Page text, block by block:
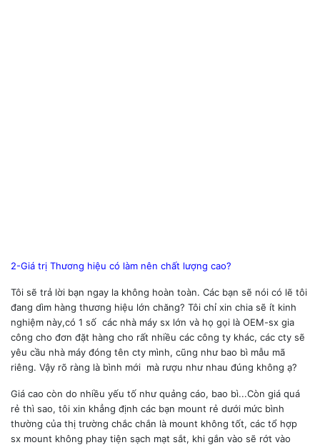
2-Giá trị Thương hiệu có làm nên chất lượng cao?
Tôi sẽ trả lời bạn ngay la không hoàn toàn. Các bạn sẽ nói có lẽ tôi
đang dìm hàng thương hiệu lớn chăng? Tôi chỉ xin chia sẽ ít kinh
nghiệm này,có 1 số các nhà máy sx lớn và họ gọi là OEM-sx gia
công cho đơn đặt hàng cho rất nhiều các công ty khác, các cty sẽ
yêu cầu nhà máy đóng tên cty mình, cũng như bao bì mẫu mã
riêng. Vậy rõ ràng là bình mới mà rượu như nhau đúng không ạ?
Giá cao còn do nhiều yếu tố như quảng cáo, bao bì...Còn giá quá
rẻ thì sao, tôi xin khẳng định các bạn mount rẻ dưới mức bình
thường của thị trường chắc chắn là mount không tốt, các tổ hợp
sx mount không phay tiện sạch mạt sắt, khi gắn vào sẽ rớt vào